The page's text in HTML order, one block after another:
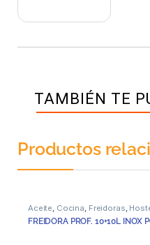
TAMBIÉN TE
Productos
Aceite, Cocina, Freidoras,
FREIDORA PROF. 10+10L INOX